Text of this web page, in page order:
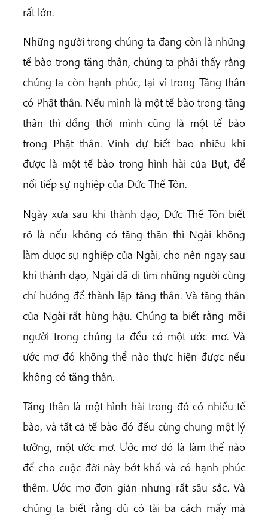
rất lớn.
Những người trong chúng ta đang còn là những
tế bào trong tăng thân, chúng ta phải thấy rằng
chúng ta còn hạnh phúc, tại vì trong Tăng thân
có Phật thân. Nếu mình là một tế bào trong tăng
thân thì đồng thời mình cũng là một tế bào
trong Phật thân. Vinh dự biết bao nhiêu khi
được là một tế bào trong hình hài của Bụt, để
nối tiếp sự nghiệp của Đức Thế Tôn.
Ngày xưa sau khi thành đạo, Đức Thế Tôn biết
rõ là nếu không có tăng thân thì Ngài không
làm được sự nghiệp của Ngài, cho nên ngay sau
khi thành đạo, Ngài đã đi tìm những người cùng
chí hướng để thành lập tăng thân. Và tăng thân
của Ngài rất hùng hậu. Chúng ta biết rằng mỗi
người trong chúng ta đều có một ước mơ. Và
ước mơ đó không thể nào thực hiện được nếu
không có tăng thân.
Tăng thân là một hình hài trong đó có nhiều tế
bào, và tất cả tế bào đó đều cùng chung một lý
tưởng, một ước mơ. Ước mơ đó là làm thế nào
để cho cuộc đời này bớt khổ và có hạnh phúc
thêm. Ước mơ đơn giản nhưng rất sâu sắc. Và
chúng ta biết rằng dù có tài ba cách mấy mà